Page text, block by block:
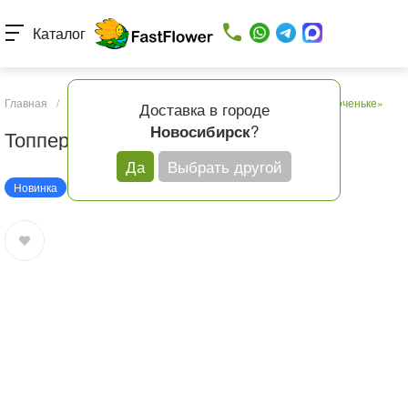
Доставка в городе
Новосибирск?
Да
Выбрать другой
Каталог
Главная / Каталог товаров Топпер «Доченьке»
Топпер «Доченьке»
Новинка